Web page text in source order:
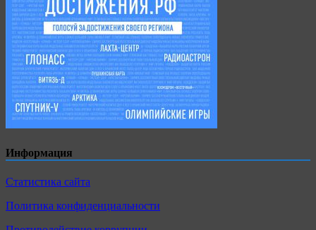
Информация
Статистика сайта
Политика конфиденциальности